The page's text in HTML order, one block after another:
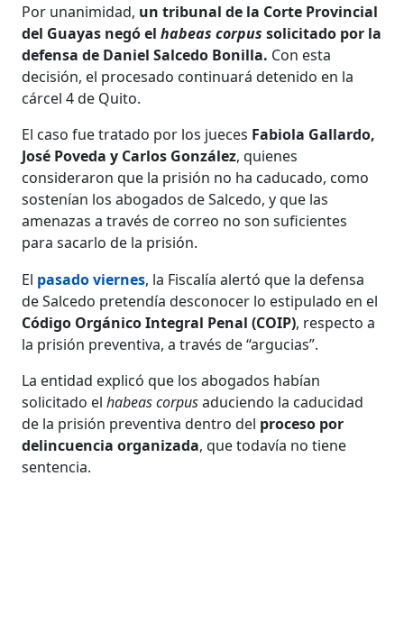
Por unanimidad, un tribunal de la Corte Provincial
del Guayas negó elhabeas corpus solicitado por la
defensa de Daniel Salcedo Bonilla. Con esta
decisión, el procesado continuará detenido en la
cárcel 4 de Quito.
El caso fue tratado por los jueces Fabiola Gallardo,
José Poveda y Carlos González, quienes
consideraron que la prisión no ha caducado, como
sostenían los abogados de Salcedo, y que las
amenazas a través de correo no son suficientes
para sacarlo de la prisión.
El pasado viernes, la Fiscalía alertó que la defensa
de Salcedo pretendía desconocer lo estipulado ​​en el
Código Orgánico Integral Penal (COIP), respecto a
la prisión preventiva, a través de “argucias”.
La entidad explicó que los abogados habían
solicitado elhabeas corpusaduciendo la caducidad
de la prisión preventiva dentro del proceso por
delincuencia organizada, que todavía no tiene
sentencia.